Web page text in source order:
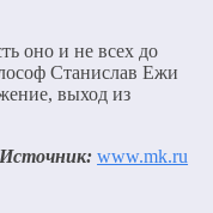
оно и не всех до
Станислав Ежи
выход из
Источник: www.mk.ru